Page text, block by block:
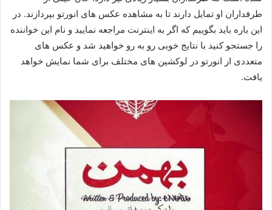
طرفداران او تمایل دارند تا به مشاهده عکس های انورتو بپردازند. در
این باره باید بگوییم که اگر به اینترنت مراجعه نمایید و نام این خواننده
را جستجو کنید با نتایج خوبی رو به رو خواهید شد و عکس های
متعددی از انورتو در لوکشین های مختلف برای شما نمایش خواهد
یافت.